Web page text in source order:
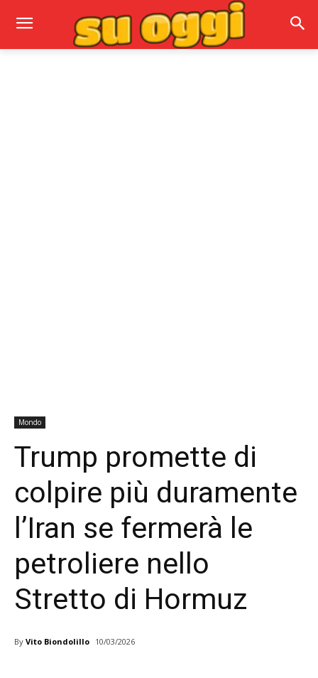
Mondo
Trump promette di
colpire più duramente
l’Iran se fermerà le
petroliere nello
Stretto di Hormuz
By Vito Biondolillo 10/03/2026